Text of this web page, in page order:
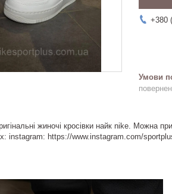
+380
жиночі кросівки найк nike. Можна
instagram: https://www.instagram.com/